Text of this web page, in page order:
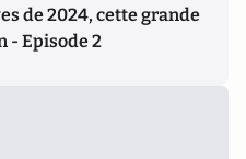
de 2024, cette grande
- Episode 2